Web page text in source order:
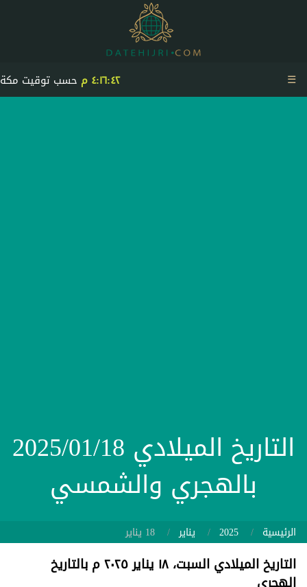
٤:١٦:٤٢ م حسب توقيت مكة ☰
التاريخ الميلادي 2025/01/18
بالهجري والشمسي
الرئيسية 2025 يناير 18 يناير
التاريخ الميلادي السبت، ١٨ يناير ٢٠٢٥ م بالتاريخ